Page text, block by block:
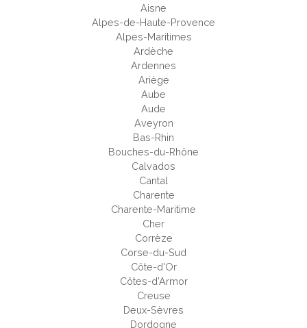
Aisne
Alpes-de-Haute-Provence
Alpes-Maritimes
Ardèche
Ardennes
Ariège
Aube
Aude
Aveyron
Bas-Rhin
Bouches-du-Rhône
Calvados
Cantal
Charente
Charente-Maritime
Cher
Corrèze
Corse-du-Sud
Côte-d'Or
Côtes-d'Armor
Creuse
Deux-Sèvres
Dordogne